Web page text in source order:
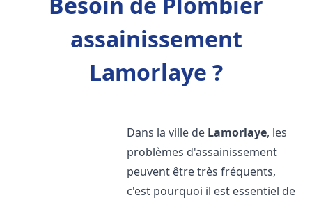
assainissement
Lamorlaye ?
Dans la ville de Lamorlaye, les
problèmes d'assainissement
peuvent être très fréquents,
c'est pourquoi il est essentiel de